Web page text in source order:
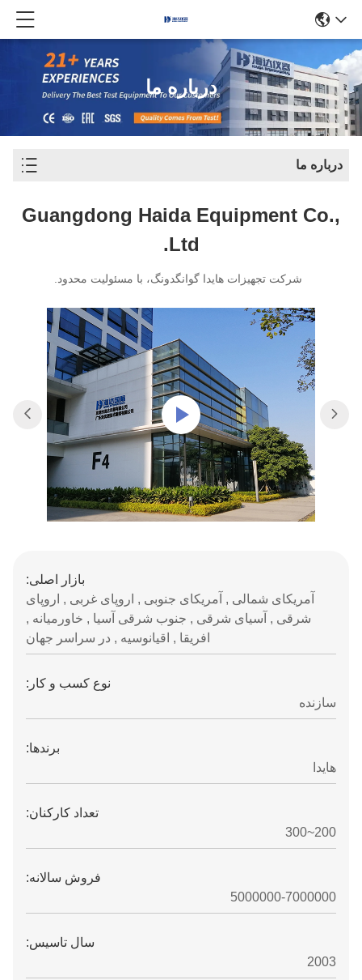
درباره ما
درباره ما
Guangdong Haida Equipment Co.,
Ltd.
شرکت تجهیزات هایدا گوانگدونگ، با مسئولیت محدود.
بازار اصلی:
آمریکای شمالی , آمریکای جنوبی , اروپای غربی , اروپای
شرقی , آسیای شرقی , جنوب شرقی آسیا , خاورمیانه ,
افریقا , اقیانوسیه , در سراسر جهان
نوع کسب و کار:
سازنده
برندها:
هایدا
تعداد کارکنان:
200~300
فروش سالانه:
5000000-7000000
سال تاسیس:
2003